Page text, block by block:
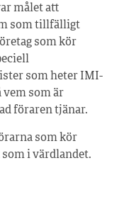
målet att
som tillfälligt
som kör
som heter IMI-
vem som är
föraren tjänar.
som kör
i värdlandet.